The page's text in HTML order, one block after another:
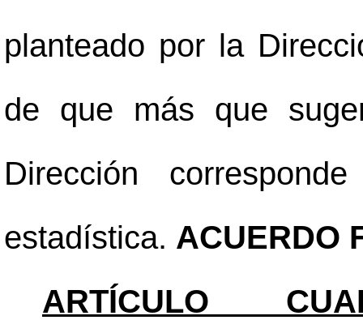
planteado por la
de que más que
Dirección
estadística. ACUERDO
ARTÍCULO